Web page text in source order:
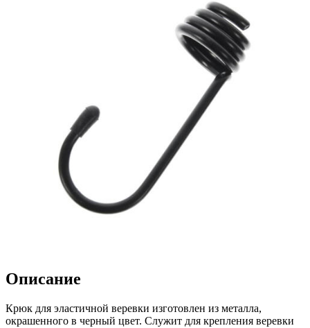
Описание
Крюк для эластичной веревки изготовлен из металла,
окрашенного в черный цвет. Служит для крепления веревки